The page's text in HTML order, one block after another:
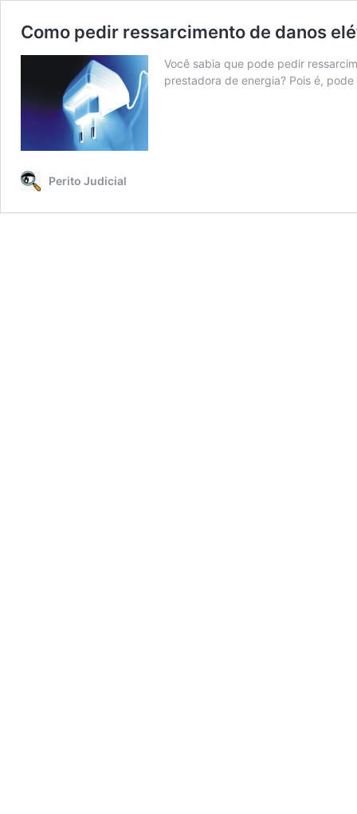
Como pedir ressarcimento de danos
Você sabia que pode pedir
prestadora de energia? Pois é,
Perito Judicial